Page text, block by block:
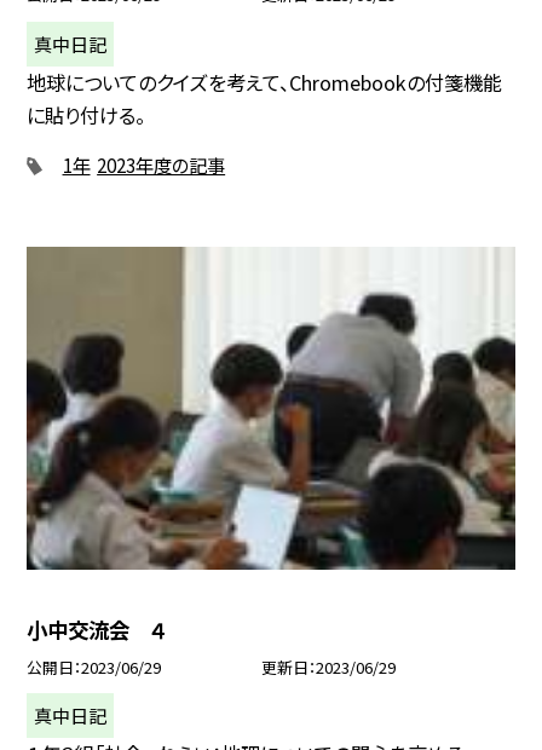
真中日記
地球についてのクイズを考えて、Chromebookの付箋機能
に貼り付ける。
1年 2023年度の記事
小中交流会 ４
公開日 2023/06/29 更新日 2023/06/29
真中日記